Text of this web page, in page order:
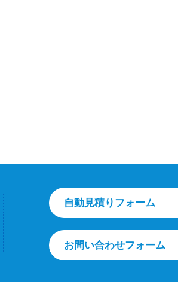
自動見積りフォーム
お問い合わせフォーム